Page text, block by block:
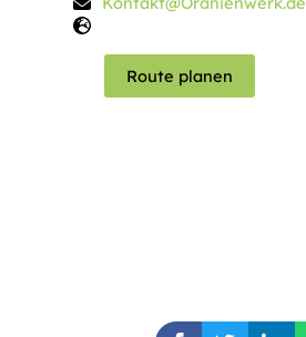
Route planen